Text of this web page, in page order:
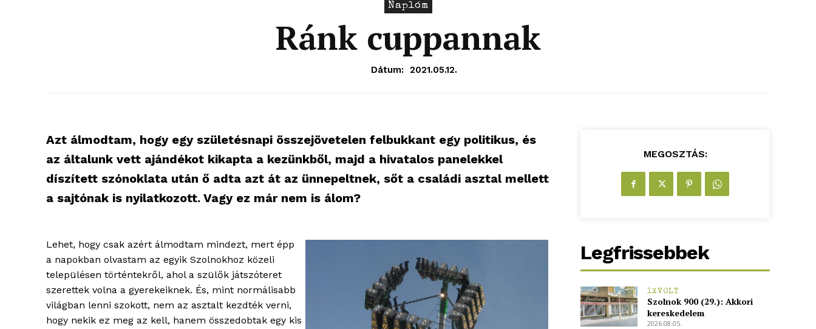
Naplóm
Ránk cuppannak
Dátum: 2021.05.12.
Azt álmodtam, hogy egy születésnapi összejövetelen felbukkant egy politikus, és
az általunk vett ajándékot kikapta a kezünkből, majd a hivatalos panelekkel
díszített szónoklata után ő adta azt át az ünnepeltnek, sőt a családi asztal mellett
a sajtónak is nyilatkozott. Vagy ez már nem is álom?
Lehet, hogy csak azért álmodtam mindezt, mert épp
a napokban olvastam az egyik Szolnokhoz közeli
településen történtekről, ahol a szülők játszóteret
szerettek volna a gyerekeiknek. És, mint normálisabb
világban lenni szokott, nem az asztalt kezdték verni,
hogy nekik ez meg az kell, hanem összedobtak egy kis
MEGOSZTÁS:
Legfrissebbek
1XVOLT
Szolnok 900 (29.): Akkori
kereskedelem
2026.08.05.